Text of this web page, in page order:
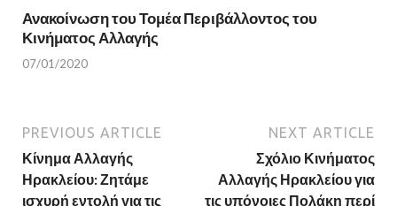
Ανακοίνωση του Τομέα Περιβάλλοντος του
Κινήματος Αλλαγής
07/01/2020
PREVIOUS ARTICLE
Κίνημα Αλλαγής
Ηρακλείου: Ζητάμε
ισχυρή εντολή για τις
NEXT ARTICLE
Σχόλιο Κινήματος
Αλλαγής Ηρακλείου για
τις υπόνοιες Πολάκη περί